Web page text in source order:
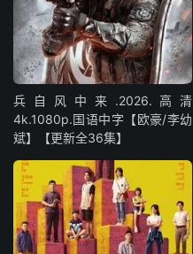
兵自风中来‎.2026.高清
4k.1080p.国语中字【欧豪/李幼
斌】【更新全36集】